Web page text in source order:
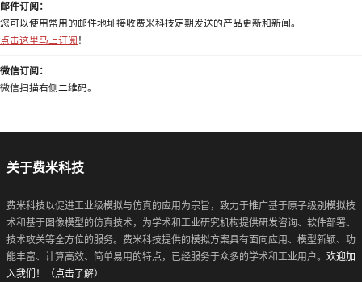
邮件订阅：
您可以使用常用的邮件地址接收费米科技定期发送的产品更新和新闻。
点击这里马上订阅 ！
微信订阅：
微信扫描右侧二维码。
关于费米科技
费米科技以促进工业级模拟与仿真的应用为宗旨，致力于推广基于原子级别模拟技
术和基于图像模型的仿真技术，为学术和工业研究机构提供研发咨询、软件部署、
技术攻关等全方位的服务。费米科技提供的模拟方案具有面向应用、模型新颖、功
能丰富、计算高效、简单易用的特点，已经服务于众多的学术和工业用户。 欢迎加
入我们！（点击了解）